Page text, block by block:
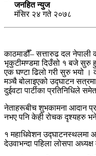
जनहित न्युज
मंसिर २४ गते २०७८
काठमाडौँ– सत्तारुढ दल
भृकुटीमण्डमा दिउँसो १ बजे सुरु
एक घण्टा ढिलो गरी सुरु भयो
मञ्चै बोलाइएको उद्घाटन
दुईवटा पार्टीका प्रतिनिधिले
नेताहरूबीच शुभकामना आदान
नभए पनि केही रोचक दृश्यहरु
१ महाधिवेशन उद्घाटनस्थलमा
देउवाभन्दा पहिला लोसपा